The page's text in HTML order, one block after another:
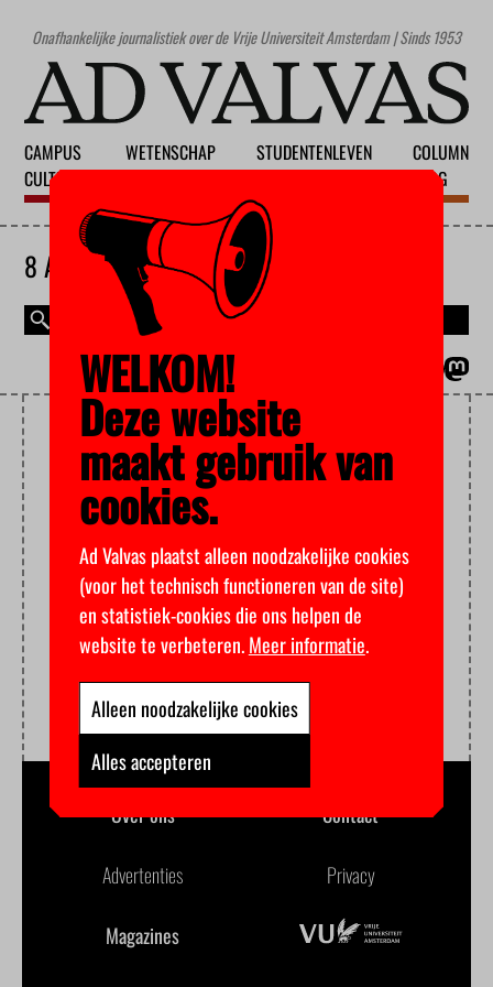
Onafhankelijke journalistiek over de Vrije Universiteit Amsterdam | Sinds 1953
CAMPUS
CULTUUR
WETENSCHAP
STUDENTENLEVEN
COLUMN
BLOG
8 AUGUSTUS 2026
POLITIEGEWELD
Over ons Contact
Advertenties Privacy
Magazines
WELKOM!
Deze website
maakt gebruik van
cookies.
Ad Valvas plaatst alleen noodzakelijke cookies
(voor het technisch functioneren van de site)
en statistiek-cookies die ons helpen de
website te verbeteren.Meer informatie.
Alleen noodzakelijke cookies
Alles accepteren